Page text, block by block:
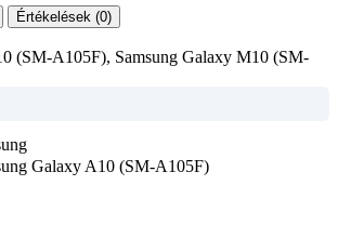
Értékelések (0)
(SM-A105F), Samsung Galaxy M10 (SM-
Galaxy A10 (SM-A105F)